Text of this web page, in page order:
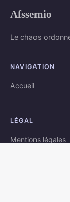
Afssemio
Le chaos
NAVIGATION
Accueil
LÉGAL
Mentions légales